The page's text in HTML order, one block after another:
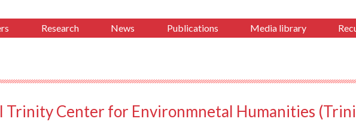
Research News Publications Media library
Trinity Center for Environmnetal Humanities